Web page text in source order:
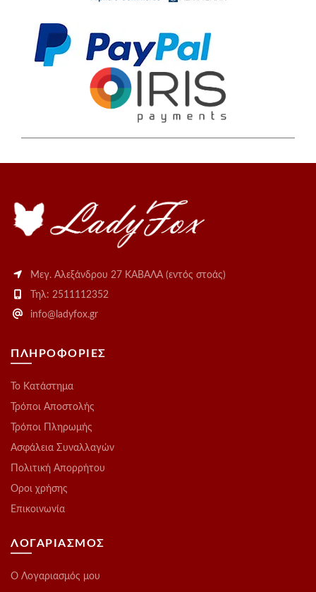
Μεγ. Αλεξάνδρου 27 ΚΑΒΑΛΑ (εντός στοάς)
Τηλ: 2511112352
info@ladyfox.gr
ΠΛΗΡΟΦΟΡΙΕΣ
Το Kατάστημα
Τρόποι Αποστολής
Τρόποι Πληρωμής
Ασφάλεια Συναλλαγών
Πολιτική Απορρήτου
Οροι χρήσης
Επικοινωνία
ΛΟΓΑΡΙΑΣΜΟΣ
O Λογαριασμός μου